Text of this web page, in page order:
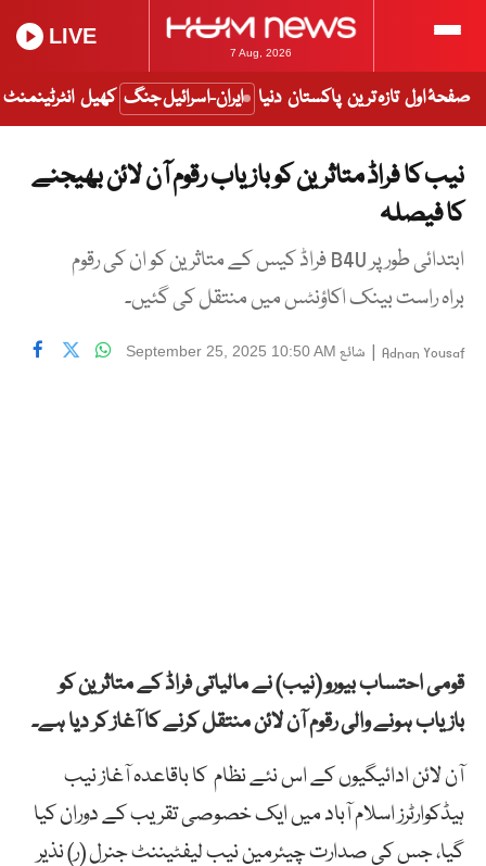
7 Aug, 2026
LIVE
صفحۂ اول تازہ ترین پاکستان دنیا ایران-اسرائیل جنگ کھیل انٹرٹینمنٹ
نیب کا فراڈ متاثرین کو بازیاب رقوم آن لائن بھیجنے
کا فیصلہ
ابتدائی طور پر B4U فراڈ کیس کے متاثرین کو ان کی رقوم
براہ راست بینک اکاؤنٹس میں منتقل کی گئیں۔
Adnan Yousaf
| شائع September 25, 2025 10:50 AM
قومی احتساب بیورو (نیب) نے مالیاتی فراڈ کے متاثرین کو
بازیاب ہونے والی رقوم آن لائن منتقل کرنے کا آغاز کر دیا ہے۔
آن لائن ادائیگیوں کے اس نئے نظام کا باقاعدہ آغاز نیب
ہیڈکوارٹرز اسلام آباد میں ایک خصوصی تقریب کے دوران کیا
گیا، جس کی صدارت چیئرمین نیب لیفٹیننٹ جنرل (ر) نذیر